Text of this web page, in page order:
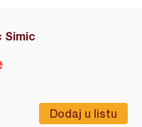
Simic
Dodaj u listu